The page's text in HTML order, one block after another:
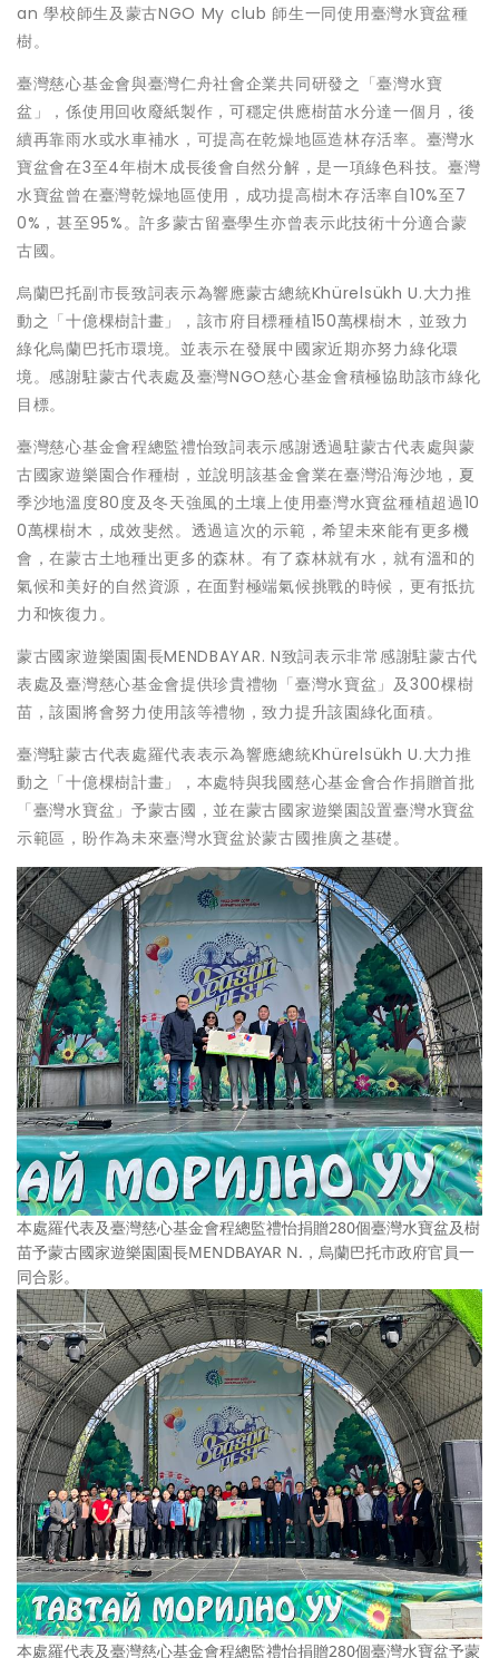
an 學校師生及蒙古NGO My club 師生一同使用臺灣水寶盆種
樹。
臺灣慈心基金會與臺灣仁舟社會企業共同研發之「臺灣水寶
盆」，係使用回收廢紙製作，可穩定供應樹苗水分達一個月，後
續再靠雨水或水車補水，可提高在乾燥地區造林存活率。臺灣水
寶盆會在3至4年樹木成長後會自然分解，是一項綠色科技。臺灣
水寶盆曾在臺灣乾燥地區使用，成功提高樹木存活率自10%至7
0%，甚至95%。許多蒙古留臺學生亦曾表示此技術十分適合蒙
古國。
烏蘭巴托副市長致詞表示為響應蒙古總統Khürelsükh U.大力推
動之「十億棵樹計畫」，該市府目標種植150萬棵樹木，並致力
綠化烏蘭巴托市環境。並表示在發展中國家近期亦努力綠化環
境。感謝駐蒙古代表處及臺灣NGO慈心基金會積極協助該市綠化
目標。
臺灣慈心基金會程總監禮怡致詞表示感謝透過駐蒙古代表處與蒙
古國家遊樂園合作種樹，並說明該基金會業在臺灣沿海沙地，夏
季沙地溫度80度及冬天強風的土壤上使用臺灣水寶盆種植超過10
0萬棵樹木，成效斐然。透過這次的示範，希望未來能有更多機
會，在蒙古土地種出更多的森林。有了森林就有水，就有溫和的
氣候和美好的自然資源，在面對極端氣候挑戰的時候，更有抵抗
力和恢復力。
蒙古國家遊樂園園長MENDBAYAR. N致詞表示非常感謝駐蒙古代
表處及臺灣慈心基金會提供珍貴禮物「臺灣水寶盆」及300棵樹
苗，該園將會努力使用該等禮物，致力提升該園綠化面積。
臺灣駐蒙古代表處羅代表表示為響應總統Khürelsükh U.大力推
動之「十億棵樹計畫」，本處特與我國慈心基金會合作捐贈首批
「臺灣水寶盆」予蒙古國，並在蒙古國家遊樂園設置臺灣水寶盆
示範區，盼作為未來臺灣水寶盆於蒙古國推廣之基礎。
本處羅代表及臺灣慈心基金會程總監禮怡捐贈280個臺灣水寶盆及樹
苗予蒙古國家遊樂園園長MENDBAYAR N.，烏蘭巴托市政府官員一
同合影。
本處羅代表及臺灣慈心基金會程總監禮怡捐贈280個臺灣水寶盆予蒙